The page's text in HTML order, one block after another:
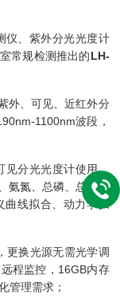
仪、紫外分光光度计
常规检测推出的LH-
外、可见、近红外分
1100nm波段，
见分光光度计使用，
氨氮、总磷、总氮等
曲线拟合、动力学扫
更换光源无需光学调
程监控，16GB内存
管理需求；